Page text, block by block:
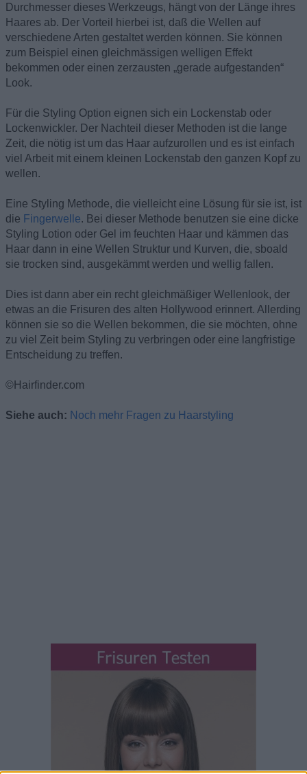
Durchmesser dieses Werkzeugs, hängt von der Länge ihres
Haares ab. Der Vorteil hierbei ist, daß die Wellen auf
verschiedene Arten gestaltet werden können. Sie können
zum Beispiel einen gleichmässigen welligen Effekt
bekommen oder einen zerzausten „gerade aufgestanden“
Look.
Für die Styling Option eignen sich ein Lockenstab oder
Lockenwickler. Der Nachteil dieser Methoden ist die lange
Zeit, die nötig ist um das Haar aufzurollen und es ist einfach
viel Arbeit mit einem kleinen Lockenstab den ganzen Kopf zu
wellen.
Eine Styling Methode, die vielleicht eine Lösung für sie ist, ist
die Fingerwelle. Bei dieser Methode benutzen sie eine dicke
Styling Lotion oder Gel im feuchten Haar und kämmen das
Haar dann in eine Wellen Struktur und Kurven, die, sboald
sie trocken sind, ausgekämmt werden und wellig fallen.
Dies ist dann aber ein recht gleichmäßiger Wellenlook, der
etwas an die Frisuren des alten Hollywood erinnert. Allerding
können sie so die Wellen bekommen, die sie möchten, ohne
zu viel Zeit beim Styling zu verbringen oder eine langfristige
Entscheidung zu treffen.
©Hairfinder.com
Siehe auch: Noch mehr Fragen zu Haarstyling